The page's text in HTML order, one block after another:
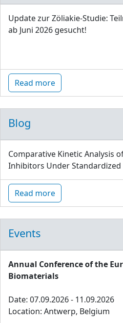
Update zur Zöliakie-Studie:
ab Juni 2026 gesucht!
Read more
Blog
Comparative Kinetic Analysis
Inhibitors Under Standardized
Read more
Events
Annual Conference of the
Biomaterials
Date: 07.09.2026 - 11.09.2026
Location: Antwerp, Belgium